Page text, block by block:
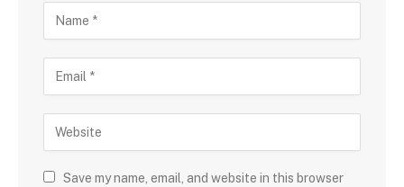
Save my name, email, and website in this browser